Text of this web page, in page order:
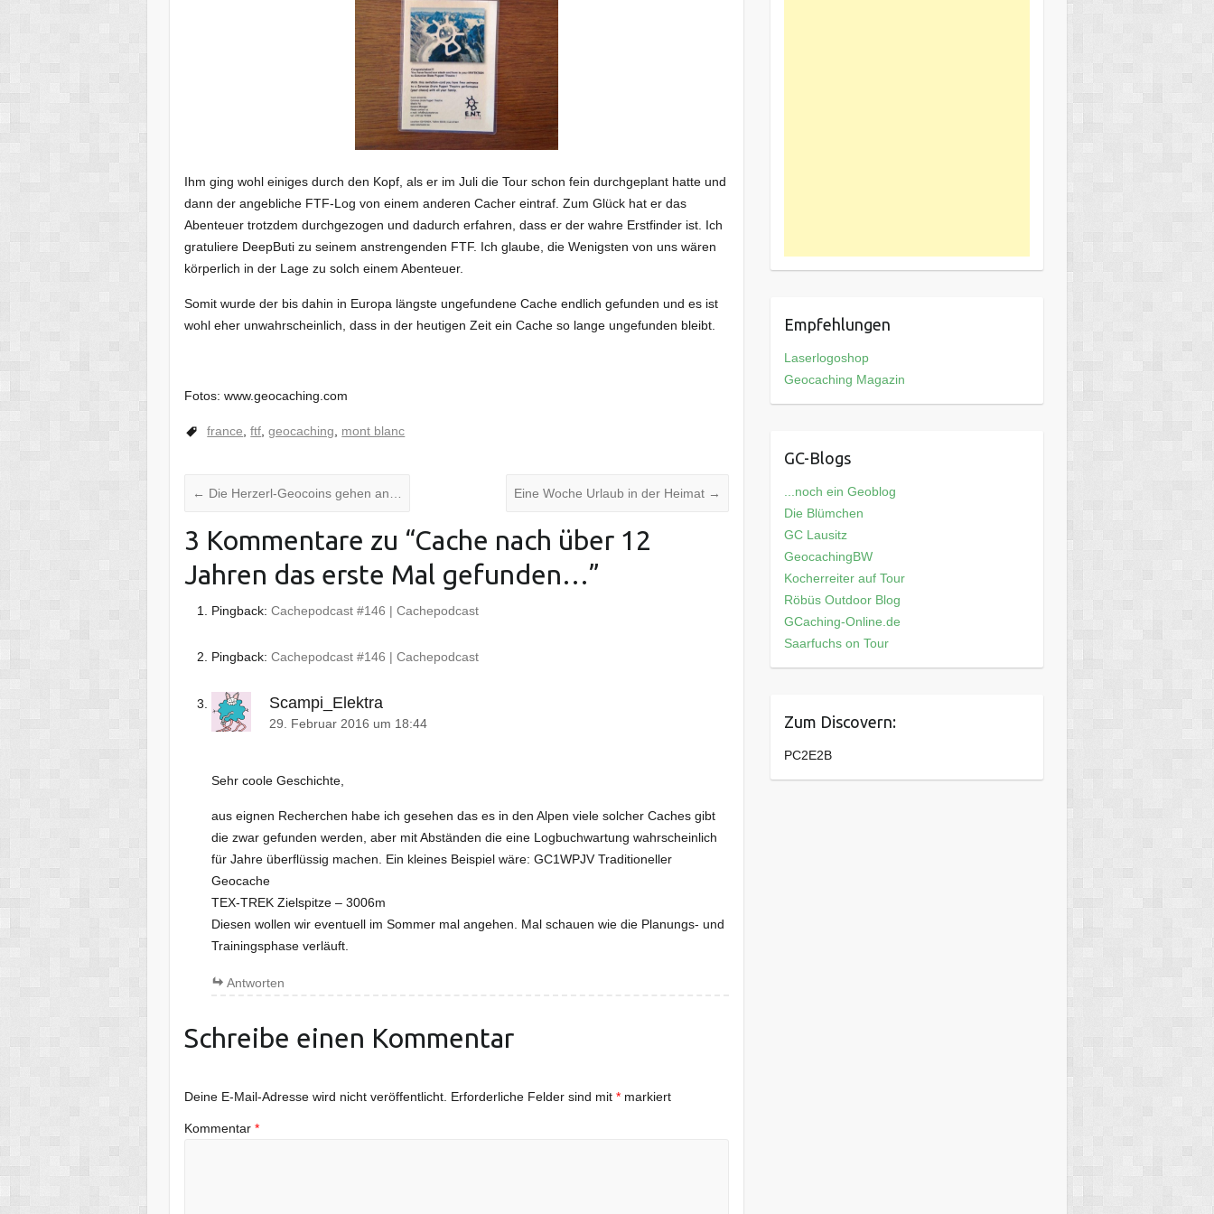
Ihm ging wohl einiges durch den Kopf, als er im Juli die Tour schon fein durchgeplant hatte und
dann der angebliche FTF-Log von einem anderen Cacher eintraf. Zum Glück hat er das
Abenteuer trotzdem durchgezogen und dadurch erfahren, dass er der wahre Erstfinder ist. Ich
gratuliere DeepButi zu seinem anstrengenden FTF. Ich glaube, die Wenigsten von uns wären
körperlich in der Lage zu solch einem Abenteuer.
Somit wurde der bis dahin in Europa längste ungefundene Cache endlich gefunden und es ist
wohl eher unwahrscheinlich, dass in der heutigen Zeit ein Cache so lange ungefunden bleibt.
Fotos: www.geocaching.com
france ,ftf ,geocaching mont blanc
← Die Herzerl-Geocoins gehen an… Eine Woche Urlaub in der Heimat →
3 Kommentare zu “Cache nach über 12
Jahren das erste Mal gefunden…”
Pingback:Cachepodcast #146 | Cachepodcast
Pingback:Cachepodcast #146 | Cachepodcast
Scampi_Elektra
29. Februar 2016 um 18:44
Sehr coole Geschichte,
aus eignen Recherchen habe ich gesehen das es in den Alpen viele solcher Caches gibt
die zwar gefunden werden, aber mit Abständen die eine Logbuchwartung wahrscheinlich
für Jahre überflüssig machen. Ein kleines Beispiel wäre: GC1WPJV Traditioneller
Geocache
TEX-TREK Zielspitze – 3006m
Diesen wollen wir eventuell im Sommer mal angehen. Mal schauen wie die Planungs- und
Trainingsphase verläuft.
Antworten
Schreibe einen Kommentar
Deine E-Mail-Adresse wird nicht veröffentlicht. Erforderliche Felder sind mit* markiert
Kommentar*
Empfehlungen
Laserlogoshop
Geocaching Magazin
GC-Blogs
...noch ein Geoblog
Die Blümchen
GC Lausitz
GeocachingBW
Kocherreiter auf Tour
Röbüs Outdoor Blog
GCaching-Online.de
Saarfuchs on Tour
Zum Discovern:
PC2E2B